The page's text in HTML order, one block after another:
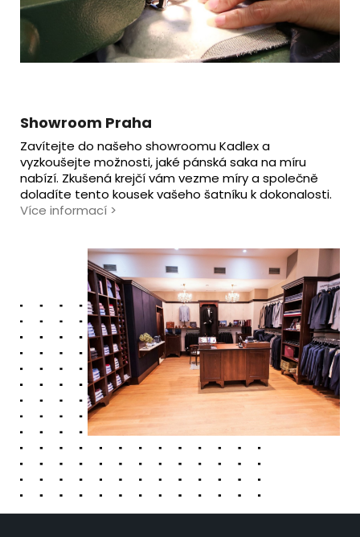
Showroom Praha
Zavítejte do našeho showroomu Kadlex a
vyzkoušejte možnosti, jaké pánská saka na míru
nabízí. Zkušená krejčí vám vezme míry a společně
doladíte tento kousek vašeho šatníku k dokonalosti.
Více informací >
Z